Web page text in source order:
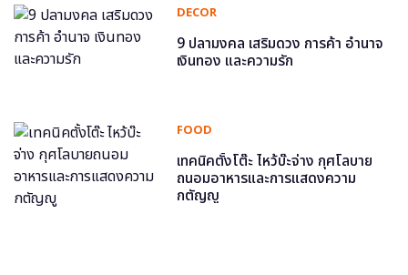
DECOR
9 ปลามงคล เสริมดวง การค้า อำนาจ
เงินทอง และความรัก
FOOD
เทคนิคตั้งโต๊ะ ไหว้บ๊ะจ่าง กุศโลบาย
ถนอมอาหารและการแสดงความ
กตัญญู